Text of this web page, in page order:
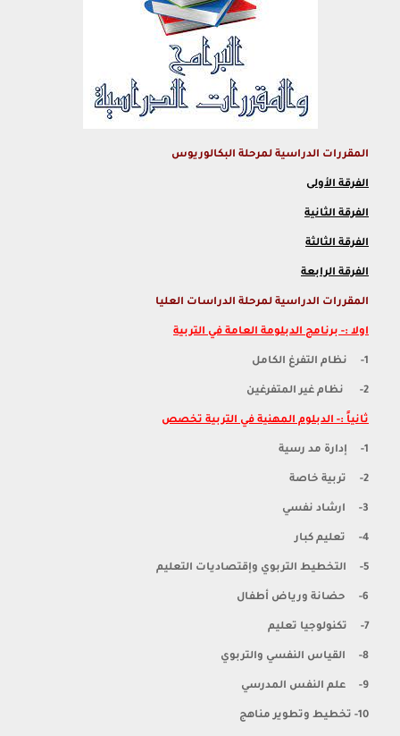
المقررات الدراسية لمرحلة البكالوريوس
الفرقة الأولى
الفرقة الثانية
الفرقة الثالثة
الفرقة الرابعة
المقررات الدراسية لمرحلة الدراسات العليا
اولا :- برنامج الدبلومة العامة في التربية
1- نظام التفرغ الكامل
2- نظام غير المتفرغين
ثانياً :- الدبلوم المهنية في التربية تخصص
1- إدارة مد رسية
2- تربية خاصة
3- ارشاد نفسي
4- تعليم كبار
5- التخطيط التربوي وإقتصاديات التعليم
6- حضانة ورياض أطفال
7- تكنولوجيا تعليم
8- القياس النفسي والتربوي
9- علم النفس المدرسي
10- تخطيط وتطوير مناهج